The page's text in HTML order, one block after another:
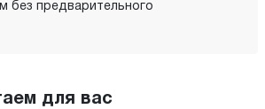
без предварительного
для вас